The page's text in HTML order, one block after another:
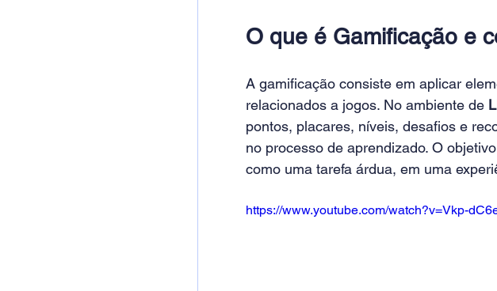
O que é Gamificação e
A gamificação consiste em aplicar
relacionados a jogos. No ambiente de
pontos, placares, níveis, desafios e
no processo de aprendizado. O
como uma tarefa árdua, em uma
https://www.youtube.com/watch?v=Vkp-